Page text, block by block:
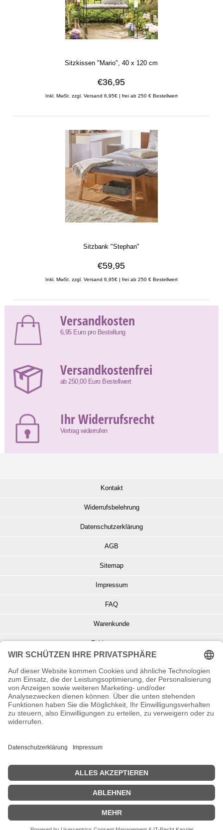
Sitzkissen "Mario", 40 x 120 cm
€36,95
Inkl. MwSt. zzgl. Versand 6,95€ | frei ab 250 € Bestellwert
Sitzbank "Stephan"
€59,95
Inkl. MwSt. zzgl. Versand 6,95€ | frei ab 250 € Bestellwert
Versandkosten
6,95 Euro pro Bestellung
Versandkostenfrei
ab 250,00 Euro Bestellwert
Ihr Widerrufsrecht
Vertrag widerrufen
Kontakt
Widerrufsbelehrung
Datenschutzerklärung
AGB
Sitemap
Impressum
FAQ
Warenkunde
Zahlungsarten
Info zu Elektro- u. Elektronikgeräten
Batterieentsorgung
Informationen zur Echtheit von Kundenbewertungen
© Copyright 2026 Wohnambiente-Shop